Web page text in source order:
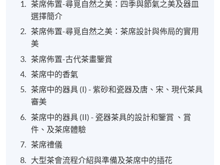
茶席佈置-尋覓自然之美：四季與節氣之美及器皿
選擇簡介
茶席佈置-尋覓自然之美：茶席設計與佈局的實用
美
茶席佈置-古代茶畫鑒賞
茶席中的香氣
茶席中的器具 (I) - 紫砂和瓷器及唐、宋、現代茶具
審美
茶席中的器具 (II) - 瓷器茶具的設計和鑒賞 、賞
件、及茶席體驗
茶席禮儀
大型茶會流程介紹與準備及茶席中的插花